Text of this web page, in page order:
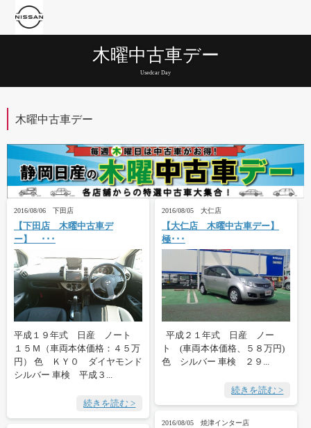
木曜中古車デー
Usedcar Day
木曜中古車デー
2016/08/06 下田店
【下田店 木曜中古車デ
ー】 ･･･
平成１９年式 日産 ノート
１５Ｍ（車両本体価格：４５万
円） 色 ＫＹ０ ダイヤモンド
シルバー 車検 平成３...
続きを読む >
2016/08/05 大仁店
【大仁店 木曜中古車デー】
極･･･
平成２１年式 日産 ノー
ト (車両本体価格、５８万円)
色 シルバー 車検 ２９...
続きを読む >
2016/08/05 焼津インター店